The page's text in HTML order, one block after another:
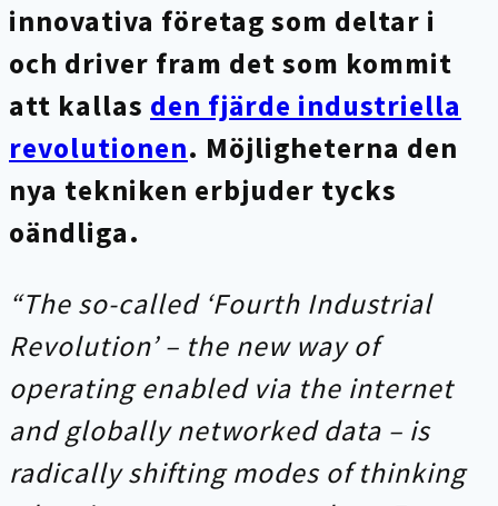
innovativa företag som deltar i
och driver fram det som kommit
att kallas den fjärde industriella
revolutionen. Möjligheterna den
nya tekniken erbjuder tycks
oändliga.
“The so-called ‘Fourth Industrial
Revolution’ – the new way of
operating enabled via the internet
and globally networked data – is
radically shifting modes of thinking